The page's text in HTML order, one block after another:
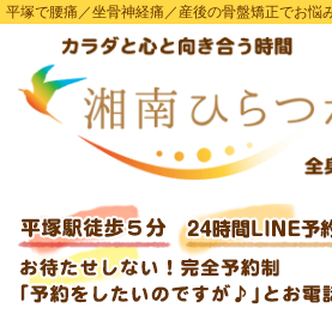
平塚で腰痛／坐骨神経痛／産後の骨盤矯正でお悩